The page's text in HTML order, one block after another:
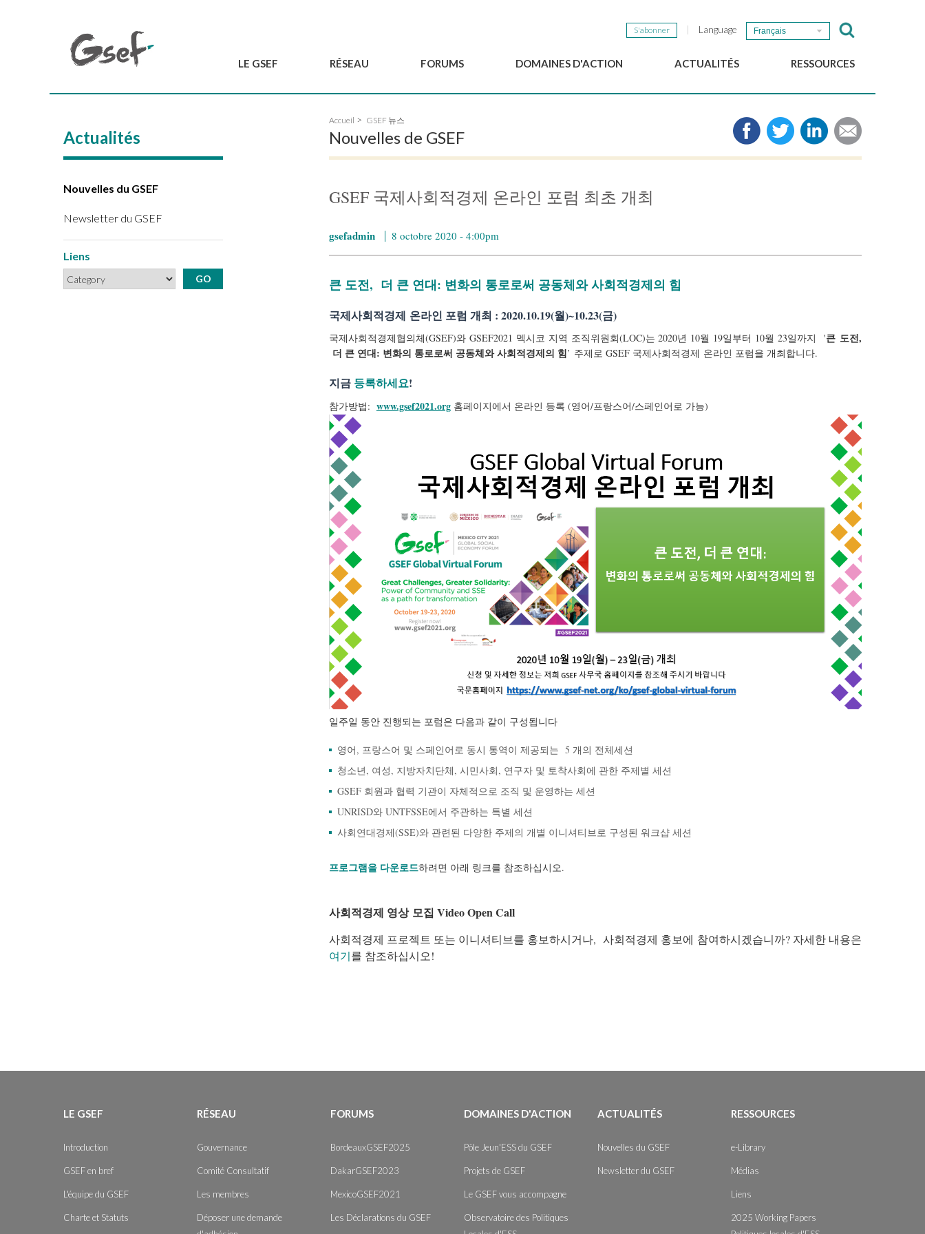
S'abonner Language Français
LE GSEF RÉSEAU
Comité Consultatif
Les membres
Devenir partenaire du
FORUMS
MexicoGSEF2021
DOMAINES D'ACTION ACTUALITÉS
Newsletter du GSEF
RESSOURCES
Médias
Liens
Actualités
Nouvelles du GSEF
Newsletter du GSEF
Liens
Accueil GSEF 뉴스
Nouvelles de GSEF
GSEF 국제사회적경제 온라인 포럼 최초 개최
gsefadmin 8 octobre 2020 - 4:00pm
큰 도전, 더 큰 연대: 변화의 통로로써 공동체와 사회적경제의 힘
국제사회적경제 온라인 포럼 개최 : 2020.10.19(월)~10.23(금)
국제사회적경제협의체(GSEF)와 GSEF2021 멕시코 지역 조직위원회(LOC)는 2020년 10월 19일부터 10월 23일까지 '큰 도전,
더 큰 연대: 변화의 통로로써 공동체와 사회적경제의 힘’ 주제로 GSEF 국제사회적경제 온라인 포럼을 개최합니다.
지금 등록하세요!
참가방법: www.gsef2021.org홈페이지에서 온라인 등록 (영어/프랑스어/스페인어로 가능)
gsef2021_ko_banner.png
일주일 동안 진행되는 포럼은 다음과 같이 구성됩니다
영어, 프랑스어 및 스페인어로 동시 통역이 제공되는 5 개의 전체세션
청소년, 여성, 지방자치단체, 시민사회, 연구자 및 토착사회에 관한 주제별 세션
GSEF 회원과 협력 기관이 자체적으로 조직 및 운영하는 세션
UNRISD와 UNTFSSE에서 주관하는 특별 세션
사회연대경제(SSE)와 관련된 다양한 주제의 개별 이니셔티브로 구성된 워크샵 세션
프로그램을 다운로드하려면 아래 링크를 참조하십시오.
사회적경제 영상 모집 Video Open Call
사회적경제 프로젝트 또는 이니셔티브를 홍보하시거나, 사회적경제 홍보에 참여하시겠습니까? 자세한 내용은
여기를 참조하십시오!
LE GSEF
Introduction
GSEF en bref
L'équipe du GSEF
Charte et Statuts
RÉSEAU
Gouvernance
Comité Consultatif
Les membres
Déposer une demande
FORUMS
BordeauxGSEF2025
DakarGSEF2023
MexicoGSEF2021
Les Déclarations du GSEF
DOMAINES D'ACTION
Pôle Jeun'ESS du GSEF
Projets de GSEF
Le GSEF vous accompagne
Observatoire des Politiques
ACTUALITÉS
Nouvelles du GSEF
Newsletter du GSEF
RESSOURCES
e-Library
Médias
Liens
2025 Working Papers